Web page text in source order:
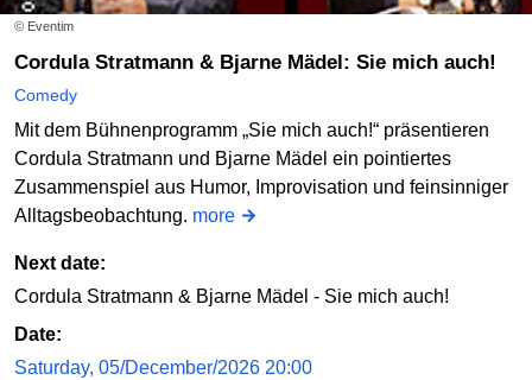
© Eventim
Cordula Stratmann & Bjarne Mädel: Sie mich auch!
Comedy
Mit dem Bühnenprogramm „Sie mich auch!“ präsentieren
Cordula Stratmann und Bjarne Mädel ein pointiertes
Zusammenspiel aus Humor, Improvisation und feinsinniger
Alltagsbeobachtung. more
Next date:
Cordula Stratmann & Bjarne Mädel - Sie mich auch!
Date:
Saturday, 05/December/2026 20:00